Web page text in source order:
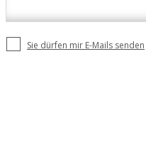
Sie dürfen mir E-Mails senden